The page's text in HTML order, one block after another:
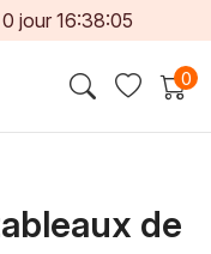
0 jour 16:38:02
0
de